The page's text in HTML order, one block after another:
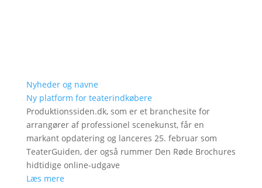
Nyheder og navne
Ny platform for teaterindkøbere
Produktionssiden.dk, som er et branchesite for
arrangører af professionel scenekunst, får en
markant opdatering og lanceres 25. februar som
TeaterGuiden, der også rummer Den Røde Brochures
hidtidige online-udgave
Læs mere